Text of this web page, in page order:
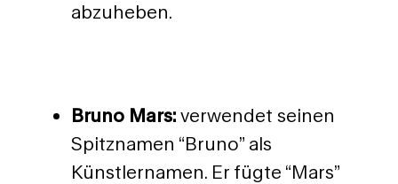
abzuheben.
Bruno Mars: verwendet seinen
Spitznamen “Bruno” als
Künstlernamen. Er fügte “Mars”